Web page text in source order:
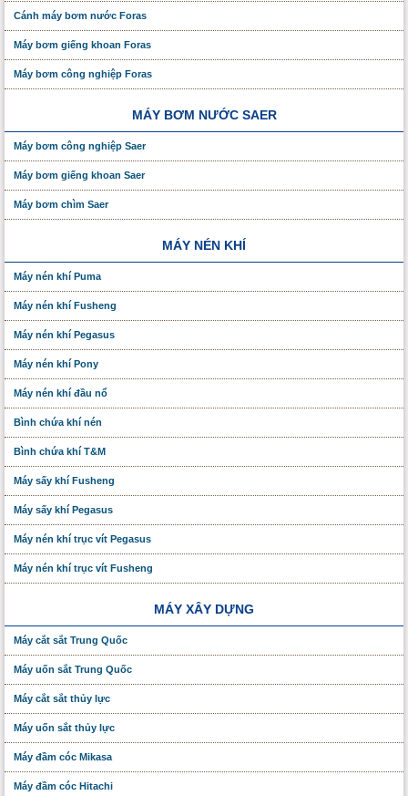
Cánh máy bơm nước Foras
Máy bơm giếng khoan Foras
Máy bơm công nghiệp Foras
MÁY BƠM NƯỚC SAER
Máy bơm công nghiệp Saer
Máy bơm giếng khoan Saer
Máy bơm chìm Saer
MÁY NÉN KHÍ
Máy nén khí Puma
Máy nén khí Fusheng
Máy nén khí Pegasus
Máy nén khí Pony
Máy nén khí đầu nổ
Bình chứa khí nén
Bình chứa khí T&M
Máy sấy khí Fusheng
Máy sấy khí Pegasus
Máy nén khí trục vít Pegasus
Máy nén khí trục vít Fusheng
MÁY XÂY DỰNG
Máy cắt sắt Trung Quốc
Máy uốn sắt Trung Quốc
Máy cắt sắt thủy lực
Máy uốn sắt thủy lực
Máy đầm cóc Mikasa
Máy đầm cóc Hitachi